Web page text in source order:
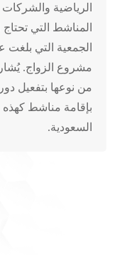
الرياضية
المناشط التي
الجمعية التي
مشروع الزواج. يُشار
من نوعها بتفعيل
بإقامة مناشط كهذه
السعودية.